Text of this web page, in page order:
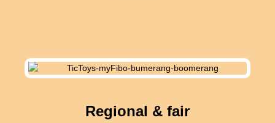
Regional & fair